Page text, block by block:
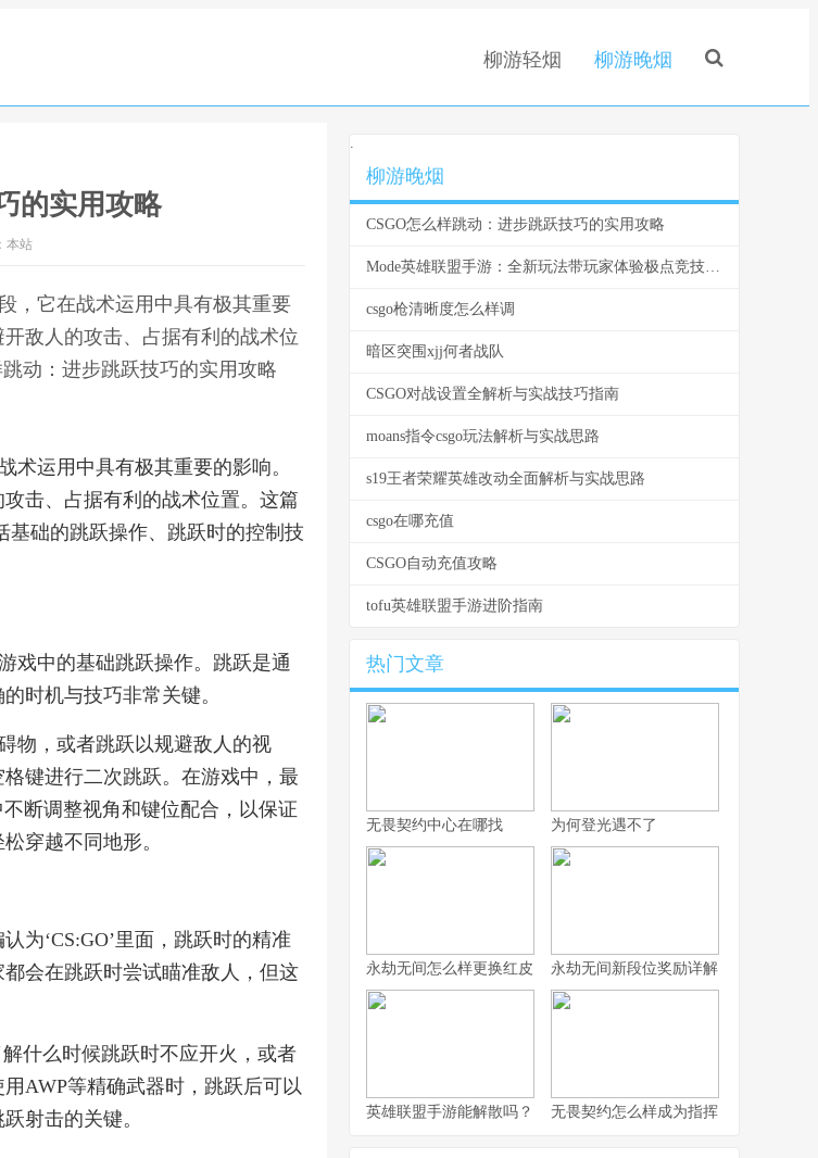
柳游轻烟 柳游晚烟
的实用攻略
本站
，它在战术运用中具有极其重要
敌人的攻击、占据有利的战术位
动：进步跳跃技巧的实用攻略
术运用中具有极其重要的影响。
击、占据有利的战术位置。这篇
基础的跳跃操作、跳跃时的控制技
戏中的基础跳跃操作。跳跃是通
时机与技巧非常关键。
物，或者跳跃以规避敌人的视
键进行二次跳跃。在游戏中，最
断调整视角和键位配合，以保证
穿越不同地形。
为‘CS:GO’里面，跳跃时的精准
会在跳跃时尝试瞄准敌人，但这
什么时候跳跃时不应开火，或者
AWP等精确武器时，跳跃后可以
射击的关键。
.
柳游晚烟
CSGO怎么样跳动：进步跳跃技巧的实用攻略
Mode英雄联盟手游：全新玩法带玩家体验极点竞技对抗
csgo枪清晰度怎么样调
暗区突围xjj何者战队
CSGO对战设置全解析与实战技巧指南
moans指令csgo玩法解析与实战思路
s19王者荣耀英雄改动全面解析与实战思路
csgo在哪充值
CSGO自动充值攻略
tofu英雄联盟手游进阶指南
热门文章
无畏契约中心在哪找 为何登光遇不了
永劫无间怎么样更换红皮 永劫无间新段位奖励详解
英雄联盟手游能解散吗？ 无畏契约怎么样成为指挥